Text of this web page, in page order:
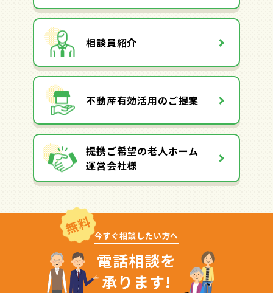
相談員紹介
不動産有効活用のご提案
提携ご希望の老人ホーム
運営会社様
無料 今すぐ相談したい方へ
電話相談を
承ります!